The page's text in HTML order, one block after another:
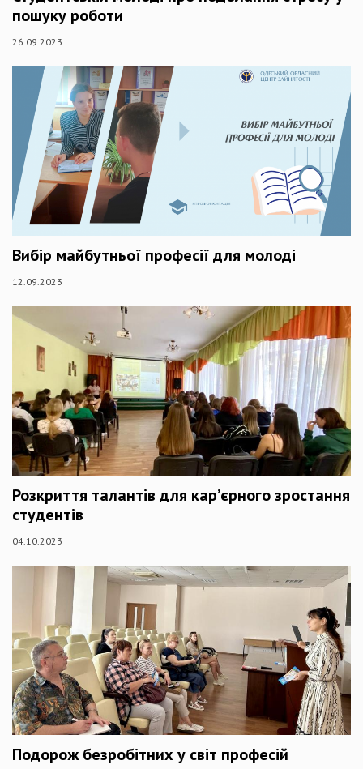
пошуку роботи
26.09.2023
Вибір майбутньої професії для молоді
12.09.2023
Розкриття талантів для кар’єрного зростання
студентів
04.10.2023
Подорож безробітних у світ професій